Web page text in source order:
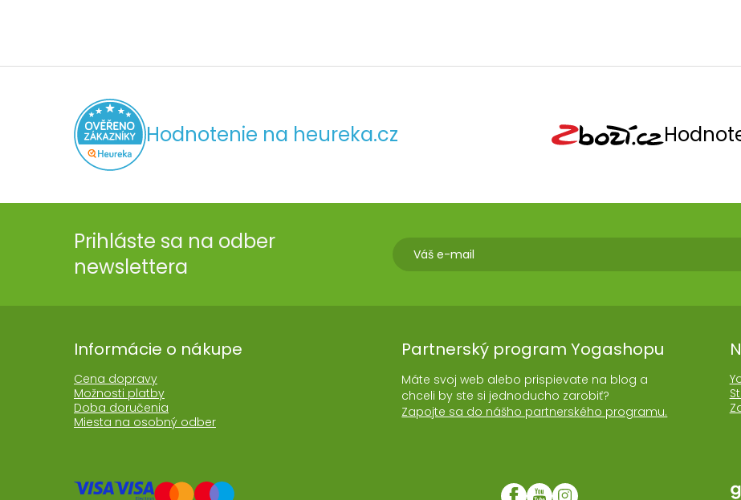
Hodnotenie na heureka.cz
Prihláste sa na odber
newslettera
Informácie o nákupe
Cena dopravy
Možnosti platby
Doba doručenia
Miesta na osobný odber
Partnerský program Yogashopu
Máte svoj web alebo prispievate na blog a
chceli by ste si jednoducho zarobiť?
Zapojte sa do nášho partnerského programu.